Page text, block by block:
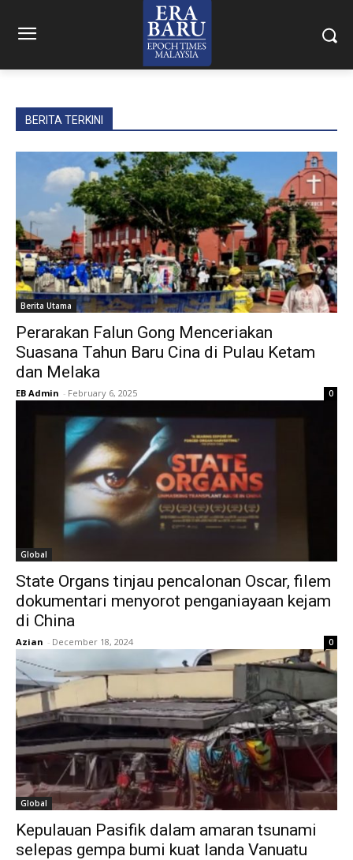
BERITA TERKINI
Berita Utama
Perarakan Falun Gong Menceriakan
Suasana Tahun Baru Cina di Pulau Ketam
dan Melaka
EB Admin - February 6, 2025 0
Global
State Organs tinjau pencalonan Oscar, filem
dokumentari menyorot penganiayaan kejam
di China
Azian - December 18, 2024 0
Global
Kepulauan Pasifik dalam amaran tsunami
selepas gempa bumi kuat landa Vanuatu